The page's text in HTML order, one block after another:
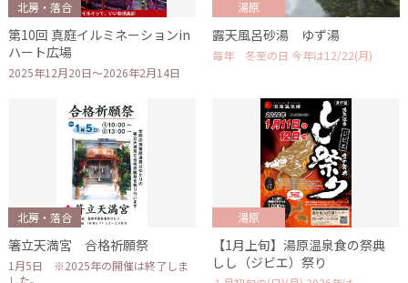
北房・落合
第10回 真庭イルミネーションin
ハート広場
2025年12月20日～2026年2月14日
湯原
露天風呂砂湯 ゆず湯
毎年 冬至の日 今年は12/22(月)
北房・落合
箸立天満宮 合格祈願祭
1月5日 ※2025年の開催は終了しま
した。
湯原
【1月上旬】湯原温泉食の祭典
しし（ジビエ）祭り